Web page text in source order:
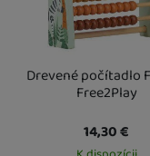
Drevené počítadlo
Free2Play
14,30€